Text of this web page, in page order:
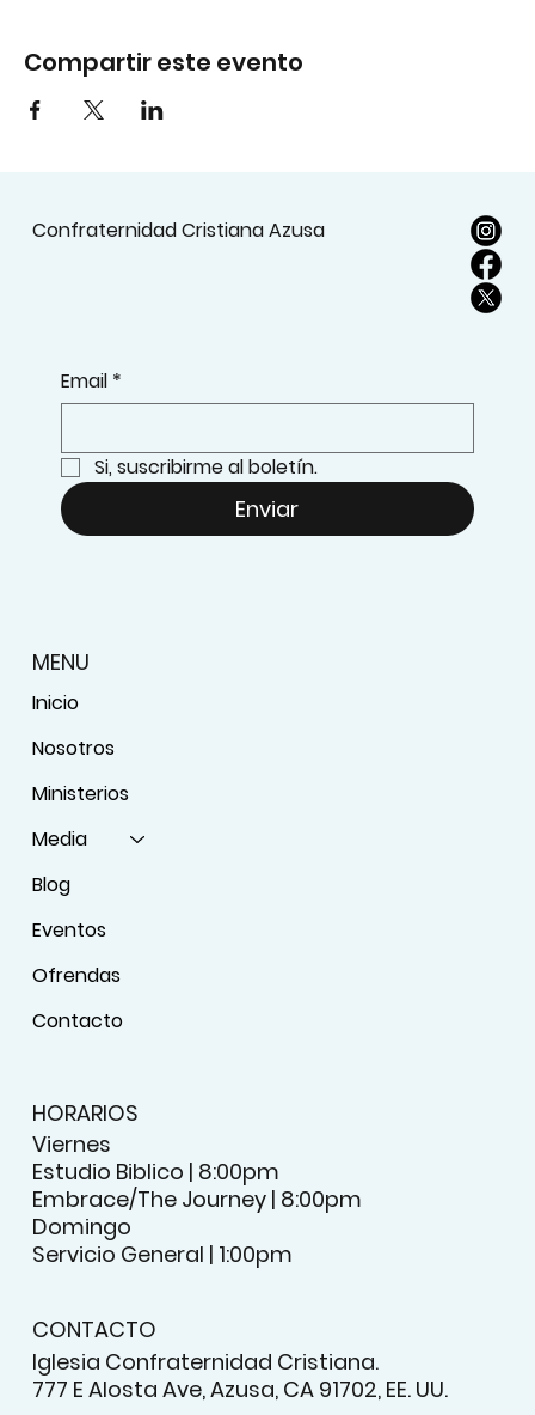
Compartir este evento
Confraternidad Cristiana Azusa
Email *
Si, suscribirme al boletín.
Enviar
MENU
Inicio
Nosotros
Ministerios
Media
Blog
Eventos
Ofrendas
Contacto
HORARIOS
Viernes
Estudio Biblico | 8:00pm
Embrace/The Journey | 8:00pm
Domingo
Servicio General | 1:00pm
CONTACTO
Iglesia Confraternidad Cristiana.
777 E Alosta Ave, Azusa, CA 91702, EE. UU.